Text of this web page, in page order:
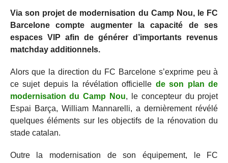
Via son projet de modernisation du Camp Nou, le FC
Barcelone compte augmenter la capacité de ses
espaces VIP afin de générer d’importants revenus
matchday additionnels.
Alors que la direction du FC Barcelone s’exprime peu à
ce sujet depuis la révélation officielle de son plan de
modernisation du Camp Nou, le concepteur du projet
Espai Barça, William Mannarelli, a dernièrement révélé
quelques éléments sur les objectifs de la rénovation du
stade catalan.
Outre la modernisation de son équipement, le FC